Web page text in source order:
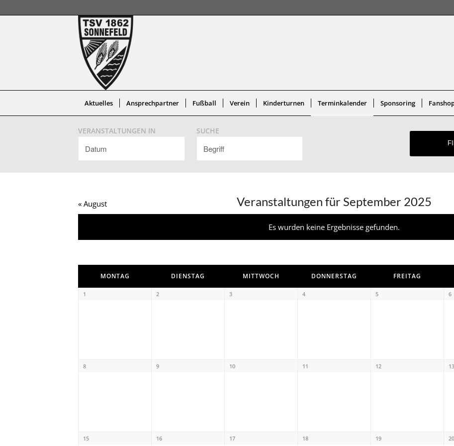
Aktuelles Ansprechpartner Fußball Verein Kinderturnen Terminkalender Sponsoring
VERANSTALTUNGEN IN SUCHE
Veranstaltungen für September 2025
Es wurden keine Ergebnisse gefunden.
Monatsnavigation
« August
MONTAG DIENSTAG MITTWOCH DONNERSTAG FREITAG
1 2 3 4 5 6
8 9 10 11 12 13
15 16 17 18 19 20